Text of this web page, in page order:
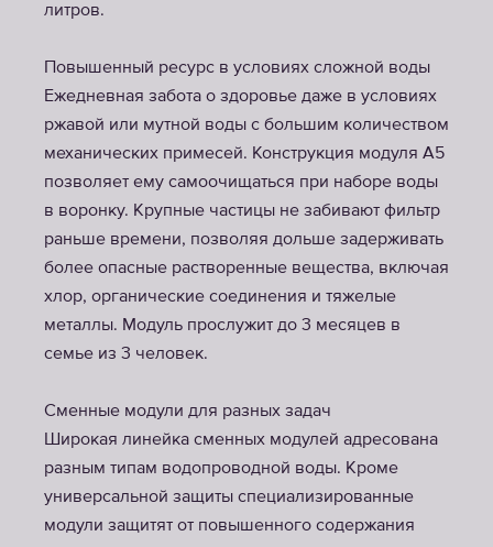
литров.
Повышенный ресурс в условиях сложной воды
Ежедневная забота о здоровье даже в условиях
ржавой или мутной воды с большим количеством
механических примесей. Конструкция модуля A5
позволяет ему самоочищаться при наборе воды
в воронку. Крупные частицы не забивают фильтр
раньше времени, позволяя дольше задерживать
более опасные растворенные вещества, включая
хлор, органические соединения и тяжелые
металлы. Модуль прослужит до 3 месяцев в
семье из 3 человек.
Сменные модули для разных задач
Широкая линейка сменных модулей адресована
разным типам водопроводной воды. Кроме
универсальной защиты специализированные
модули защитят от повышенного содержания